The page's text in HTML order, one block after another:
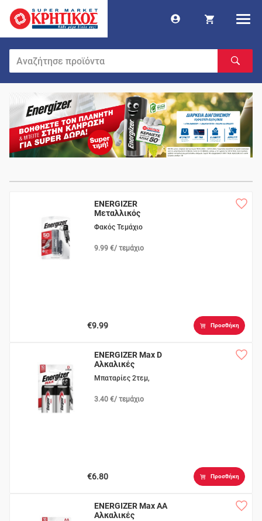
ENERGIZER
Μεταλλικός
Φακός Τεμάχιο
9.99 €/ τεμάχιο
€9.99 Προσθήκη
ENERGIZER Max D
Αλκαλικές
Μπαταρίες 2τεμ,
3.40 €/ τεμάχιο
€6.80 Προσθήκη
ENERGIZER Max AA
Αλκαλικές